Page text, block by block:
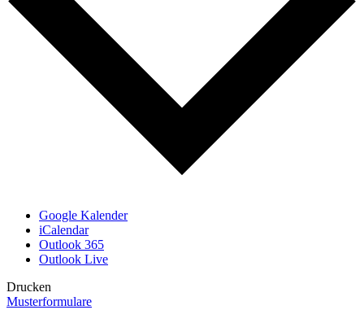
Google Kalender
iCalendar
Outlook 365
Outlook Live
Drucken
Musterformulare